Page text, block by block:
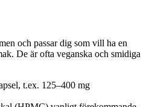
och passar dig som vill ha en
De är ofta veganska och smidiga
t.ex. 125–400 mg